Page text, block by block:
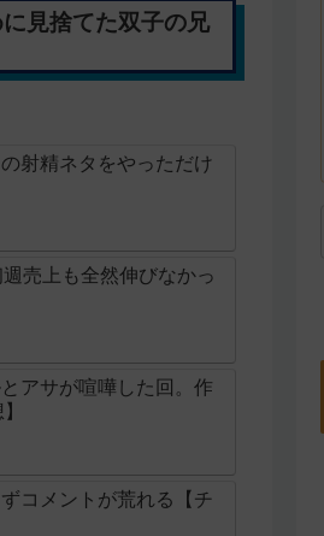
見捨てた双子の兄
射精ネタをやっただけ
売上も全然伸びなかっ
アサが喧嘩した回。作
コメントが荒れる【チ